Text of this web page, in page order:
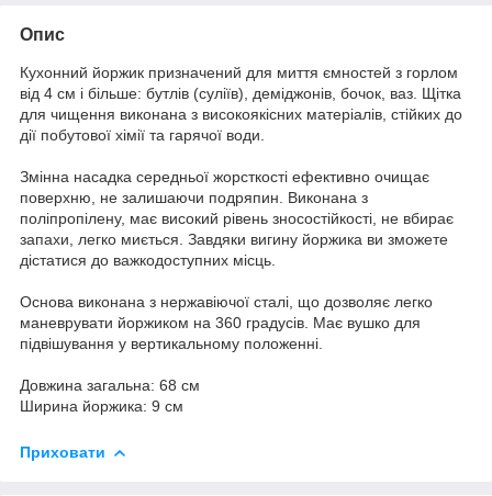
Опис
Кухонний йоржик призначений для миття ємностей з горлом
від 4 см і більше: бутлів (суліїв), деміджонів, бочок, ваз. Щітка
для чищення виконана з високоякісних матеріалів, стійких до
дії побутової хімії та гарячої води.
Змінна насадка середньої жорсткості ефективно очищає
поверхню, не залишаючи подряпин. Виконана з
поліпропілену, має високий рівень зносостійкості, не вбирає
запахи, легко миється. Завдяки вигину йоржика ви зможете
дістатися до важкодоступних місць.
Основа виконана з нержавіючої сталі, що дозволяє легко
маневрувати йоржиком на 360 градусів. Має вушко для
підвішування у вертикальному положенні.
Довжина загальна: 68 см
Ширина йоржика: 9 см
Приховати